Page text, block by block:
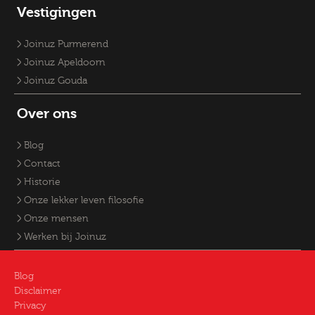
Vestigingen
Joinuz Purmerend
Joinuz Apeldoorn
Joinuz Gouda
Over ons
Blog
Contact
Historie
Onze lekker leven filosofie
Onze mensen
Werken bij Joinuz
Blog
Disclaimer
Privacy